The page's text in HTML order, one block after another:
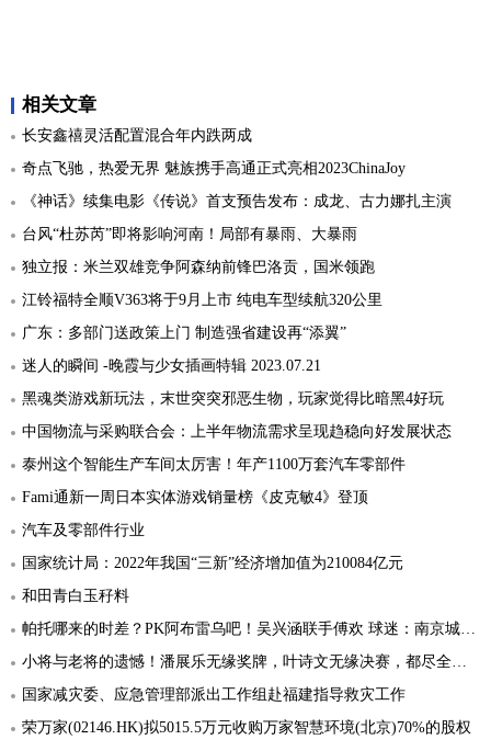
相关文章
长安鑫禧灵活配置混合年内跌两成
奇点飞驰，热爱无界 魅族携手高通正式亮相2023ChinaJoy
《神话》续集电影《传说》首支预告发布：成龙、古力娜扎主演
台风“杜苏芮”即将影响河南！局部有暴雨、大暴雨
独立报：米兰双雄竞争阿森纳前锋巴洛贡，国米领跑
江铃福特全顺V363将于9月上市 纯电车型续航320公里
广东：多部门送政策上门 制造强省建设再“添翼”
迷人的瞬间 -晚霞与少女插画特辑 2023.07.21
黑魂类游戏新玩法，末世突突邪恶生物，玩家觉得比暗黑4好玩
中国物流与采购联合会：上半年物流需求呈现趋稳向好发展状态
泰州这个智能生产车间太厉害！年产1100万套汽车零部件
​Fami通新一周日本实体游戏销量榜《皮克敏4》登顶
汽车及零部件行业
国家统计局：2022年我国“三新”经济增加值为210084亿元
和田青白玉秄料
帕托哪来的时差？PK阿布雷乌吧！吴兴涵联手傅欢 球迷：南京城市成恶人谷了
小将与老将的遗憾！潘展乐无缘奖牌，叶诗文无缘决赛，都尽全力了
国家减灾委、应急管理部派出工作组赴福建指导救灾工作
荣万家(02146.HK)拟5015.5万元收购万家智慧环境(北京)70%的股权